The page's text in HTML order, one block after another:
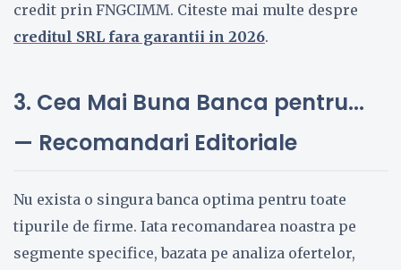
credit prin FNGCIMM. Citeste mai multe despre
creditul SRL fara garantii in 2026.
3. Cea Mai Buna Banca pentru...
— Recomandari Editoriale
Nu exista o singura banca optima pentru toate
tipurile de firme. Iata recomandarea noastra pe
segmente specifice, bazata pe analiza ofertelor,